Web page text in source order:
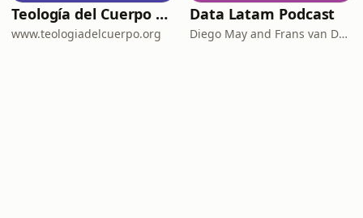
Teología del Cuerpo para Dummies
www.teologiadelcuerpo.org
Data Latam Podcast
Diego May and Frans van Dunné